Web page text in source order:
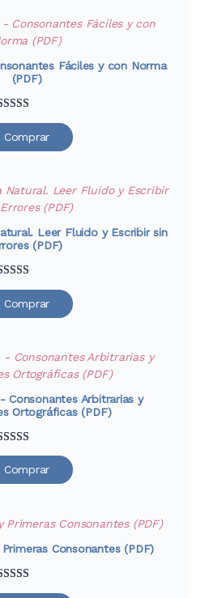
clientes
Fáciles y con Norma
(PDF)
con4.76de
clientes
Comprar
Leer Fluido y Escribir sin
(PDF)
con4.91de
clientes
Comprar
Consonantes Arbitrarias y
Ortográficas (PDF)
con4.67de
de clientes
Comprar
Consonantes (PDF)